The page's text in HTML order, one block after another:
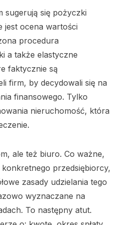
sugerują się pożyczki
jest ocena wartości
procedura
a także elastyczne
faktycznie są
firm, by decydowali się na
finansowego. Tylko
nieruchomość, która
ale też biuro. Co ważne,
przedsiębiorcy,
zasady udzielania tego
wyznaczane na
To następny atut.